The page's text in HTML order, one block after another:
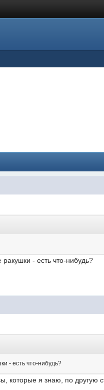
- есть что-нибудь?
- есть что-нибудь?
которые я знаю, по другую